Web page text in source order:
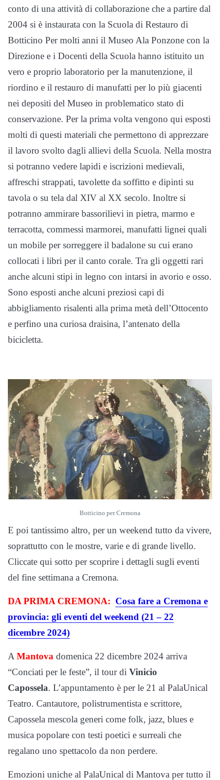
conto di una attività di collaborazione che a partire dal
2004 si è instaurata con la Scuola di Restauro di
Botticino Per molti anni il Museo Ala Ponzone con la
Direzione e i Docenti della Scuola hanno istituito un
vero e proprio laboratorio per la manutenzione, il
riordino e il restauro di manufatti per lo più giacenti
nei depositi del Museo in problematico stato di
conservazione. Per la prima volta vengono qui esposti
molti di questi materiali che permettono di apprezzare
il lavoro svolto dagli allievi della Scuola. Nella mostra
si potranno vedere lapidi e iscrizioni medievali,
affreschi strappati, tavolette da soffitto e dipinti su
tavola o su tela dal XIV al XX secolo. Inoltre si
potranno ammirare bassorilievi in pietra, marmo e
terracotta, commessi marmorei, manufatti lignei quali
un mobile per sorreggere il badalone su cui erano
collocati i libri per il canto corale. Tra gli oggetti rari
anche alcuni stipi in legno con intarsi in avorio e osso.
Sono esposti anche alcuni preziosi capi di
abbigliamento risalenti alla prima metà dell’Ottocento
e perfino una curiosa draisina, l’antenato della
bicicletta.
Botticino per Cremona
E poi tantissimo altro, per un weekend tutto da vivere,
soprattutto con le mostre, varie e di grande livello.
Cliccate qui sotto per scoprire i dettagli sugli eventi
del fine settimana a Cremona.
DA PRIMA CREMONA: Cosa fare a Cremona e
provincia: gli eventi del weekend (21 – 22
dicembre 2024)
A Mantova domenica 22 dicembre 2024 arriva
“Conciati per le feste”, il tour di Vinicio
Capossela. L’appuntamento è per le 21 al PalaUnical
Teatro. Cantautore, polistrumentista e scrittore,
Capossela mescola generi come folk, jazz, blues e
musica popolare con testi poetici e surreali che
regalano uno spettacolo da non perdere.
Emozioni uniche al PalaUnical di Mantova per tutto il